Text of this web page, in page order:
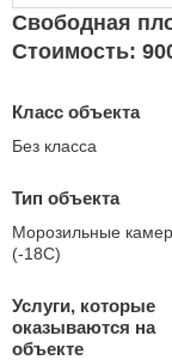
Свободная
Стоимость:
Класс объекта
Без класса
Тип объекта
Морозильные
(-18С)
Услуги, которые
оказываются на
объекте